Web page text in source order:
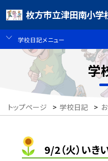
枚方市立津田南小学
学校日記メニュー
学
トップページ > 学校日記 >
9/2（火）いき